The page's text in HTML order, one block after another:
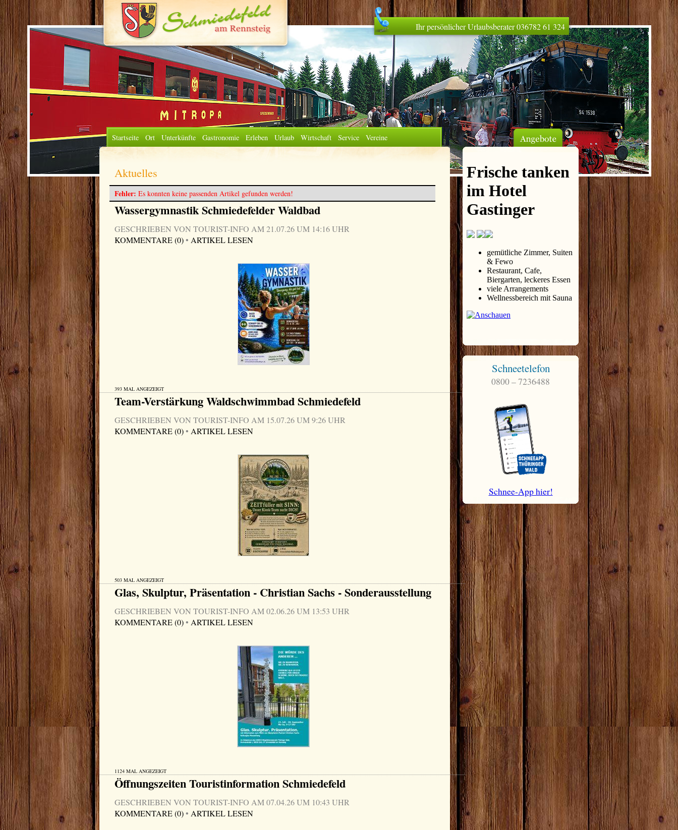
Ihr persönlicher Urlaubsberater 036782 61 324
Startseite Ort Unterkünfte Gastronomie Erleben Urlaub Wirtschaft Service Vereine
Aktuelles
Fehler: Es konnten keine passenden Artikel gefunden werden!
Wassergymnastik Schmiedefelder Waldbad
GESCHRIEBEN VON TOURIST-INFO AM 21.07.26 UM 14:16 UHR
KOMMENTARE (0)• ARTIKEL LESEN
393 MAL ANGEZEIGT
Team-Verstärkung Waldschwimmbad Schmiedefeld
GESCHRIEBEN VON TOURIST-INFO AM 15.07.26 UM 9:26 UHR
KOMMENTARE (0)• ARTIKEL LESEN
503 MAL ANGEZEIGT
Glas, Skulptur, Präsentation - Christian Sachs - Sonderausstellung
GESCHRIEBEN VON TOURIST-INFO AM 02.06.26 UM 13:53 UHR
KOMMENTARE (0)• ARTIKEL LESEN
1124 MAL ANGEZEIGT
Öffnungszeiten Touristinformation Schmiedefeld
GESCHRIEBEN VON TOURIST-INFO AM 07.04.26 UM 10:43 UHR
KOMMENTARE (0)• ARTIKEL LESEN
Schneetelefon
0800 – 7236488
Schnee-App hier!